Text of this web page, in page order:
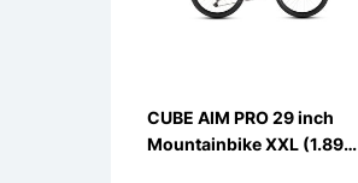
CUBE AIM PRO 29 inch
Mountainbike XXL (1.89m